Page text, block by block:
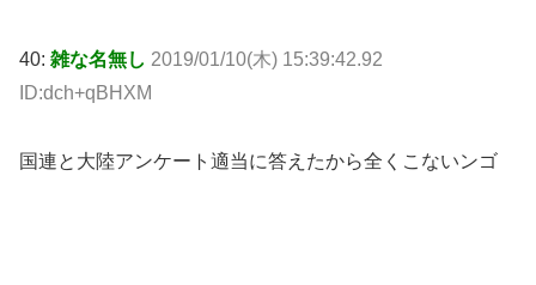
40: 雑な名無し 2019/01/10(木) 15:39:42.92
ID:dch+qBHXM
国連と大陸アンケート適当に答えたから全くこないンゴ